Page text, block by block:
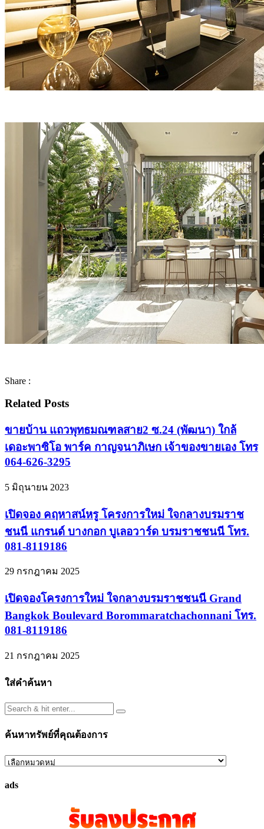
Share :
Related Posts
ขายบ้าน แถวพุทธมณฑลสาย2 ซ.24 (พัฒนา) ใกล้
เดอะพาซิโอ พาร์ค กาญจนาภิเษก เจ้าของขายเอง โทร
064-626-3295
5 มิถุนายน 2023
เปิดจอง คฤหาสน์หรู โครงการใหม่ ใจกลางบรมราช
ชนนี แกรนด์ บางกอก บูเลอวาร์ด บรมราชชนนี โทร.
081-8119186
29 กรกฎาคม 2025
เปิดจองโครงการใหม่ ใจกลางบรมราชชนนี Grand
Bangkok Boulevard Borommaratchachonnani โทร.
081-8119186
21 กรกฎาคม 2025
ใส่คำค้นหา
ค้นหาทรัพย์ที่คุณต้องการ
ค้นหา
ที่
ads